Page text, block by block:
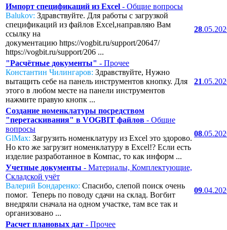
Импорт спецификаций из Excel - Общие вопросы
Balukov: Здравствуйте. Для работы с загрузкой
спецификаций из файлов Excel,направляю Вам
ссылку на
документацию https://vogbit.ru/support/20647/
https://vogbit.ru/support/206 ...
28
"Расчётные документы" - Прочее
Константин Чилингаров: Здравствуйте, Нужно
вытащить себе на панель инструментов кнопку. Для
этого в любом месте на панели инструментов
нажмите правую кнопк ...
21
Создание номенклатуры посредством
"перетаскивания" в VOGBIT файлов - Общие
вопросы
GlMax: Загрузить номенклатуру из Excel это здорово.
Но кто же загрузит номенклатуру в Excel!? Если есть
изделие разработанное в Компас, то как информ ...
08
Учетные документы - Материалы, Комплектующие,
Складской учёт
Валерий Бондаренко: Спасибо, слепой поиск очень
помог. Теперь по поводу сдачи на склад. Вогбит
внедряли сначала на одном участке, там все так и
организовано ...
09
Расчет плановых дат - Прочее